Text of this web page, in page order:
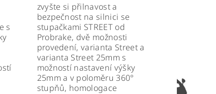
s
zvyšte si přilnavost a
bezpečnost na silnici se
stupačkami STREET od
Probrake, dvě možnosti
provedení, varianta Street a
varianta Street 25mm s
možností nastavení výšky
25mm a v poloměru 360°
stupňů, homologace